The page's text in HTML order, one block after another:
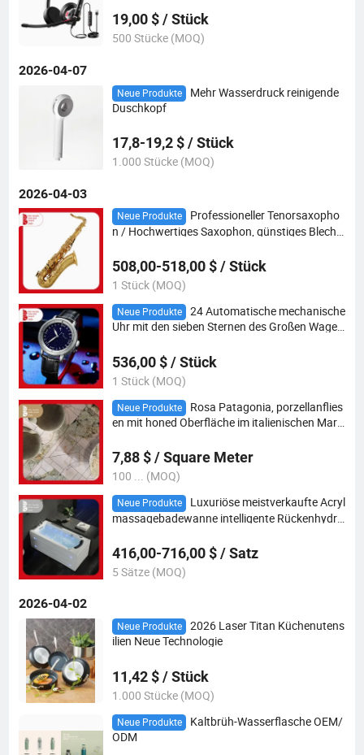
19,00 $ / Stück
500 Stücke (MOQ)
2026-04-07
Neue Produkte
Mehr Wasserdruck reinigende
Duschkopf
17,8-19,2 $ / Stück
1.000 Stücke (MOQ)
2026-04-03
Neue Produkte
Professioneller Tenorsaxopho
n / Hochwertiges Saxophon, günstiges Blechbl
508,00-518,00 $ / Stück
1 Stück (MOQ)
Neue Produkte
24 Automatische mechanische
Uhr mit den sieben Sternen des Großen Wagen
erzierungen, blauer Kristallsand
536,00 $ / Stück
1 Stück (MOQ)
Neue Produkte
Rosa Patagonia, porzellanflies
en mit honed Oberfläche im italienischen Mar
7,88 $ / Square Meter
100 ... (MOQ)
Neue Produkte
Luxuriöse meistverkaufte Acryl
massagebadewanne intelligente Rückenhydro
416,00-716,00 $ / Satz
5 Sätze (MOQ)
2026-04-02
Neue Produkte
2026 Laser Titan Küchenutens
ilien Neue Technologie
11,42 $ / Stück
1.000 Stücke (MOQ)
Neue Produkte
Kaltbrüh-Wasserflasche OEM/
ODM